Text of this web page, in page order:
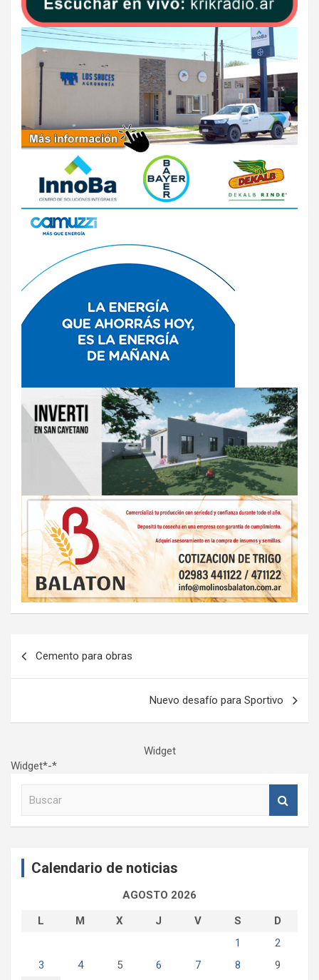
Cemento para obras
Nuevo desafío para Sportivo
Widget
Widget*-*
Calendario de noticias
AGOSTO 2026
L
M X J V S
D
1
2
3
4 5 6 7 8
9